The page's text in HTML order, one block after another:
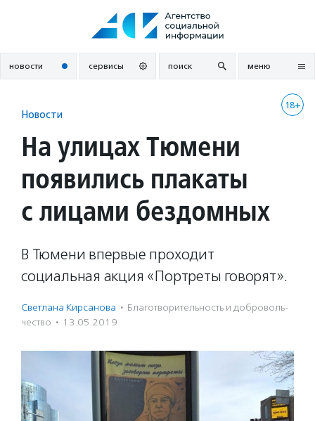
новости сервисы поиск меню
18+
Новости
На улицах Тюмени
появились плакаты
с лицами бездомных
В Тюмени впервые проходит
социальная акция «Портреты говорят».
Светлана Кирсанова · Благотвори­тель­ность и доброволь­
чест­во · 13.05.2019